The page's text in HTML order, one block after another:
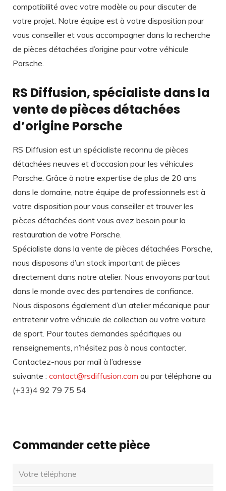
compatibilité avec votre modèle ou pour discuter de
votre projet. Notre équipe est à votre disposition pour
vous conseiller et vous accompagner dans la recherche
de pièces détachées d’origine pour votre véhicule
Porsche.
RS Diffusion, spécialiste dans la
vente de pièces détachées
d’origine Porsche
RS Diffusion est un spécialiste reconnu de pièces
détachées neuves et d’occasion pour les véhicules
Porsche. Grâce à notre expertise de plus de 20 ans
dans le domaine, notre équipe de professionnels est à
votre disposition pour vous conseiller et trouver les
pièces détachées dont vous avez besoin pour la
restauration de votre Porsche.
Spécialiste dans la vente de pièces détachées Porsche,
nous disposons d’un stock important de pièces
directement dans notre atelier. Nous envoyons partout
dans le monde avec des partenaires de confiance.
Nous disposons également d’un atelier mécanique pour
entretenir votre véhicule de collection ou votre voiture
de sport. Pour toutes demandes spécifiques ou
renseignements, n’hésitez pas à nous contacter.
Contactez-nous par mail à l’adresse
suivante : contact@rsdiffusion.com ou par téléphone au
(+33)4 92 79 75 54
Commander cette pièce